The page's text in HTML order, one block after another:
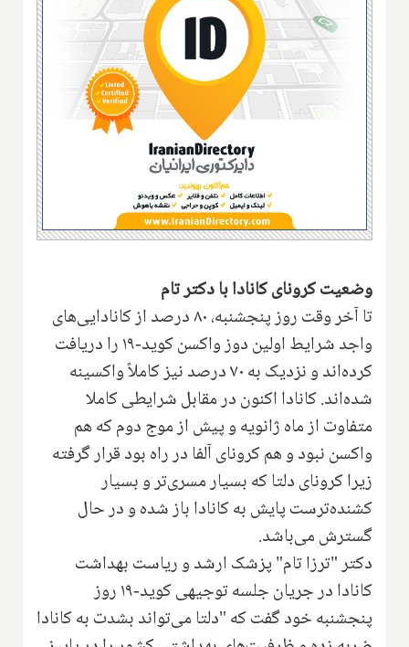
وضعیت کرونای کانادا با دکتر تام
تا آخر وقت روز پنجشنبه، ۸۰ درصد از کانادایی‌های
واجد شرایط اولین دوز واکسن کوید-۱۹ را دریافت
کرده‌اند و نزدیک به ۷۰ درصد نیز کاملاً واکسینه
شده‌اند. کانادا اکنون در مقابل شرایطی کاملا
متفاوت از ماه ژانویه و پیش از موج دوم که هم
واکسن نبود و هم کرونای آلفا در راه بود قرار گرفته
زیرا کرونای دلتا که بسیار مسری‌تر و بسیار
کشنده‌ترست پایش به کانادا باز شده و در حال
گسترش می‌باشد.
دکتر "ترزا تام" پزشک ارشد و ریاست بهداشت
کانادا در جریان جلسه توجیهی کوید-۱۹ روز
پنجشنبه خود گفت که "دلتا می‌تواند بشدت به کانادا